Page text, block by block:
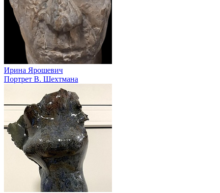
Ирина Ярошевич
Портрет В. Шехтмана